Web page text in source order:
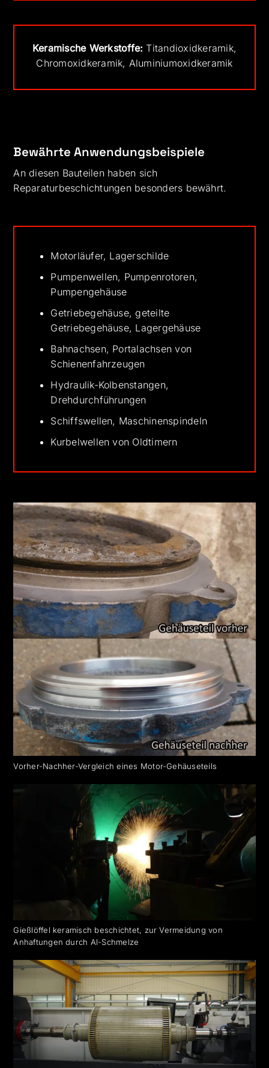
Keramische Werkstoffe: Titandioxidkeramik,
Chromoxidkeramik, Aluminiumoxidkeramik
Bewährte Anwendungsbeispiele
An diesen Bauteilen haben sich
Reparaturbeschichtungen besonders bewährt.
Motorläufer, Lagerschilde
Pumpenwellen, Pumpenrotoren,
Pumpengehäuse
Getriebegehäuse, geteilte
Getriebegehäuse, Lagergehäuse
Bahnachsen, Portalachsen von
Schienenfahrzeugen
Hydraulik-Kolbenstangen,
Drehdurchführungen
Schiffswellen, Maschinenspindeln
Kurbelwellen von Oldtimern
Vorher-Nachher-Vergleich eines Motor-Gehäuseteils
Gießlöffel keramisch beschichtet, zur Vermeidung von
Anhaftungen durch Al-Schmelze